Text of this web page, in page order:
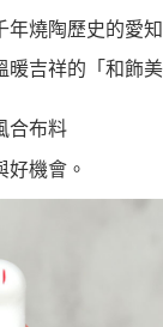
年燒陶歷史的愛知
暖吉祥的「和飾美
合布料
好機會。